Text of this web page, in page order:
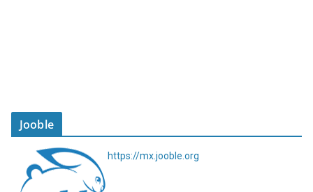
Jooble
https://mx.jooble.org